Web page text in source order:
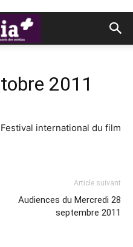
2011
international du film
Article suivant
Audiences du Mercredi 28
septembre 2011